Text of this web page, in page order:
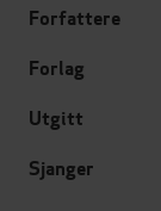
Forfattere
Forlag
Utgitt
Sjanger